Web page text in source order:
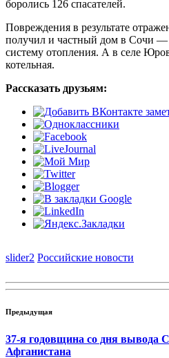
боролись 126 спасателей.
Повреждения в результате
получил и частный дом в Сочи —
систему отопления. А в селе
котельная.
Рассказать друзьям:
slider2 Российские новости
Предыдущая
37-я годовщина со дня вывода
Афганистана